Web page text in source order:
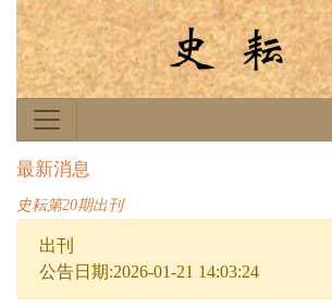
最新消息
史耘第20期出刊
出刊
公告日期:2026-01-21 14:03:24